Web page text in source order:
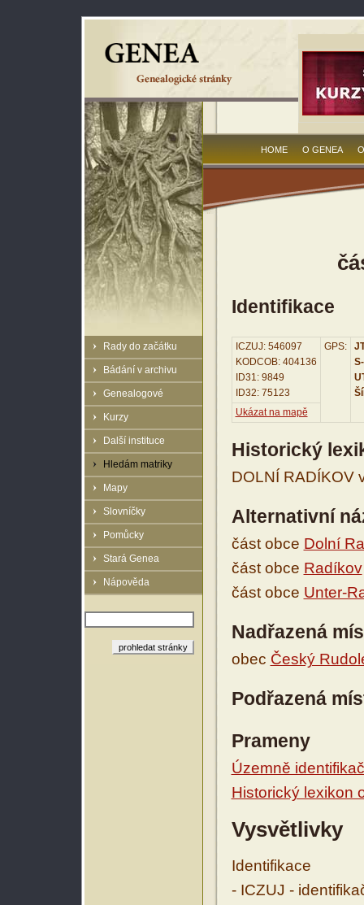
Rady do začátku
Bádání v archivu
Genealogové
Kurzy
Další instituce
Hledám matriky
Mapy
Slovníčky
Pomůcky
Stará Genea
Nápověda
HOME O GENEA
Identifikace
ICZUJ: 546097
KODCOB: 404136
ID31: 9849
ID32: 75123
GPS:
Ukázat na mapě
Historický
DOLNÍ RADÍKOV
Alternativní
část obce Dolní
část obce Radíkov
část obce Unter-
Nadřazená
obec Český
Podřazená
Prameny
Územně
Historický lexikon
Vysvětlivky
Identifikace
- ICZUJ -